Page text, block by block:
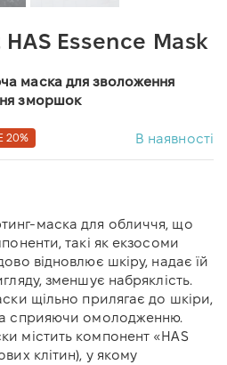
Essence Mask
маска для зволоження
зморшок
20% В наявності
маска для обличчя, що
такі як екзосоми
відновлює шкіру, надає їй
зменшує набряклість.
щільно прилягає до шкіри,
сприяючи омолодженню.
містить компонент «HAS
клітин), у якому